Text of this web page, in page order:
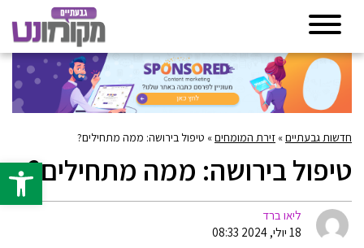
פתח
חדשות גבעתיים» זירת המומחים» טיפול בירושה: ממה מתחילים?
טיפול בירושה: ממה מתחילים?
ליאו ברד
18 יולי, 2024 08:33